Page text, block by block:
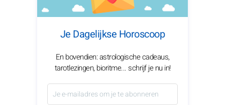
Je Dagelijkse Horoscoop
En bovendien: astrologische cadeaus,
tarotlezingen, bioritme... schrijf je nu in!